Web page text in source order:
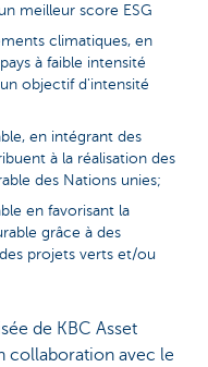
meilleur score ESG
climatiques, en
à faible intensité
objectif d'intensité
en intégrant des
à la réalisation des
des Nations unies;
en favorisant la
grâce à des
projets verts et/ou
de KBC Asset
collaboration avec le